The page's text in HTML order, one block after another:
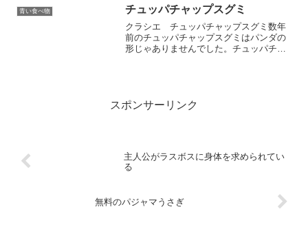
ラムネの味的には……どうでしょう？味
は普通だと思います。甘...
青い食べ物 チュッパチャップスグミ
クラシエ チュッパチャップスグミ数年
前のチュッパチャップスグミはパンダの
形じゃありませんでした。チュッパチャ
スポンサーリンク
主人公がラスボスに身体を求められてい
る
無料のパジャマうさぎ